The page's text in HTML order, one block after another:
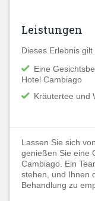
Leistungen
Dieses Erlebnis gilt
Eine
Hotel Cambiago
Kräutertee und
Lassen Sie sich
genießen Sie eine
Cambiago. Ein
stehen, und Ihnen
Behandlung zu